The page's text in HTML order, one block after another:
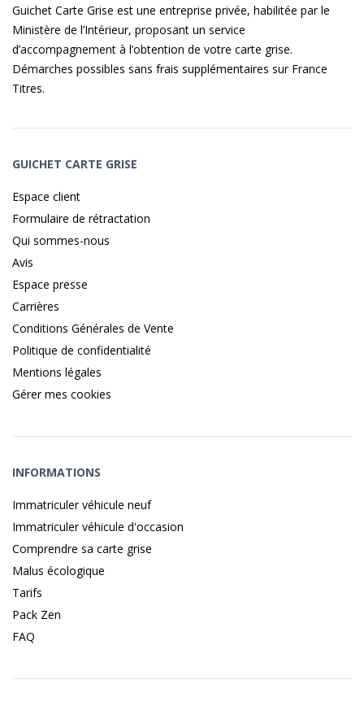
Guichet Carte Grise est une entreprise privée, habilitée par le
Ministère de l’Intérieur, proposant un service
d’accompagnement à l’obtention de votre carte grise.
Démarches possibles sans frais supplémentaires sur France
Titres.
GUICHET CARTE GRISE
Espace client
Formulaire de rétractation
Qui sommes-nous
Avis
Espace presse
Carrières
Conditions Générales de Vente
Politique de confidentialité
Mentions légales
Gérer mes cookies
INFORMATIONS
Immatriculer véhicule neuf
Immatriculer véhicule d'occasion
Comprendre sa carte grise
Malus écologique
Tarifs
Pack Zen
FAQ